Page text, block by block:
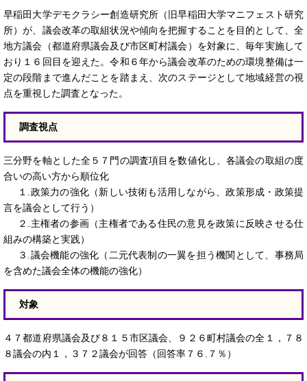
早稲田大学デモクラシー創造研究所（旧早稲田大学マニフェスト研究
所）が、議会改革の取組状況や傾向を把握することを目的として、全
地方議会（都道府県議会及び市区町村議会）を対象に、毎年実施して
おり１６回目を迎えた。令和６年から議会改革のための環境整備は一
定の段階まで進んだことを踏まえ、次のステージとして地域経営の視
点を重視した調査となった。
調査視点
三分野を軸とした全５７門の調査項目を数値化し、各議会の取組の度
合いの高い方から順位化
１.政策力の強化（新しい技術も活用しながら、政策形成・政策提
言を議会として行う）
２.主権者の参画（主権者である住民の意見を政策に反映させる仕
組みの構築と実践）
３.議会機能の強化（二元代表制の一翼を担う機関として、事務局
を含めた議会全体の機能の強化）
対象
４７都道府県議会及び８１５市区議会、９２６町村議会の全１，７８
８議会の内１，３７２議会が回答（回答率７６.７％）